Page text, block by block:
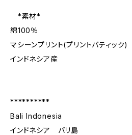
*素材*
綿100％
マシーンプリント(プリントバティック)
インドネシア産
**********
Bali Indonesia
インドネシア バリ島